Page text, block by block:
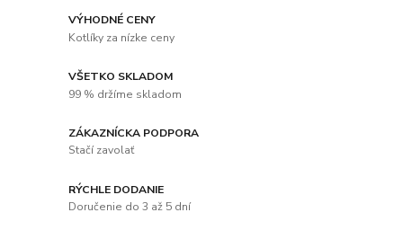
VÝHODNÉ CENY
Kotlíky za nízke ceny
VŠETKO SKLADOM
99 % držíme skladom
ZÁKAZNÍCKA PODPORA
Stačí zavolať
RÝCHLE DODANIE
Doručenie do 3 až 5 dní